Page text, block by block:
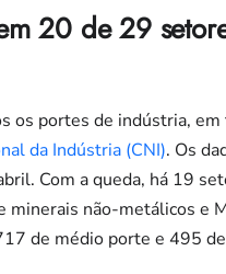
20 de 29
os portes de indústria,
da Indústria (CNI). Os
Com a queda, há 19
minerais não-metálicos e
de médio porte e 495